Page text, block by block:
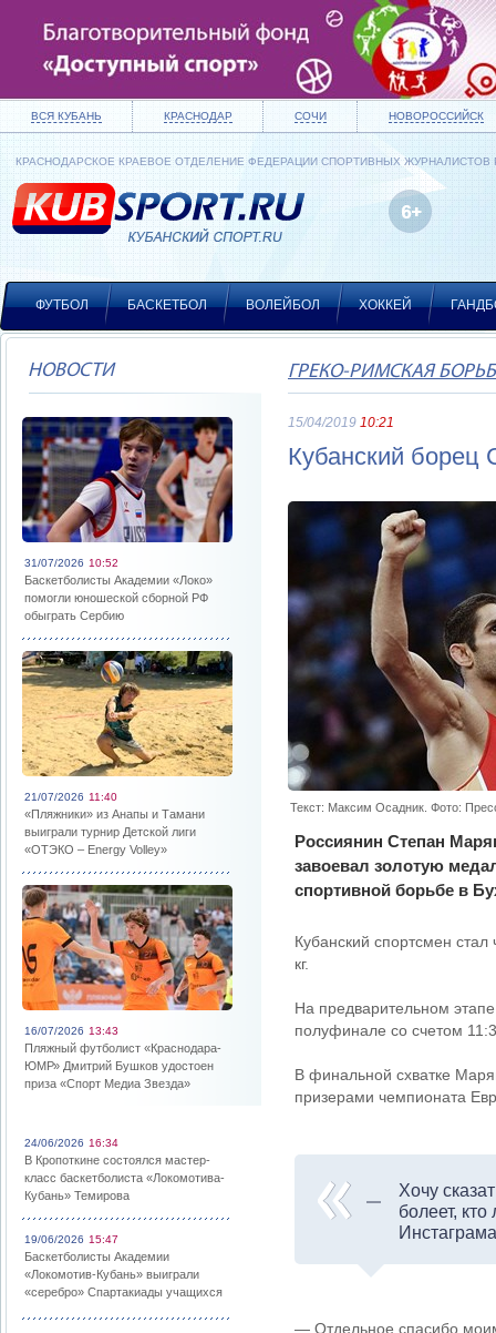
ВСЯ КУБАНЬ КРАСНОДАР СОЧИ НОВОРОССИЙСК
КРАСНОДАРСКОЕ КРАЕВОЕ ОТДЕЛЕНИЕ ФЕДЕРАЦИИ СПОРТИВНЫХ ЖУРНАЛИСТОВ
ФУТБОЛ БАСКЕТБОЛ ВОЛЕЙБОЛ ХОККЕЙ
НОВОСТИ
31/07/2026 10:52
Баскетболисты Академии «Локо»
помогли юношеской сборной РФ
обыграть Сербию
21/07/2026 11:40
«Пляжники» из Анапы и Тамани
выиграли турнир Детской лиги
«ОТЭКО – Energy Volley»
16/07/2026 13:43
Пляжный футболист «Краснодара-
ЮМР» Дмитрий Бушков удостоен
приза «Спорт Медиа Звезда»
24/06/2026 16:34
В Кропоткине состоялся мастер-
класс баскетболиста «Локомотива-
Кубань» Темирова
19/06/2026 15:47
Баскетболисты Академии
«Локомотив-Кубань» выиграли
«серебро» Спартакиады учащихся
ГРЕКО-РИМСКАЯ
15/04/2019 10:21
Кубанский
Текст: Максим Осадник. Фото:
Россиянин Степан
завоевал золотую
спортивной борьбе в
Кубанский спортсмен
кг.
На предварительном
полуфинале со счетом
В финальной схватке
призерами чемпионата
Хочу
болеет,
— Отдельное спасибо